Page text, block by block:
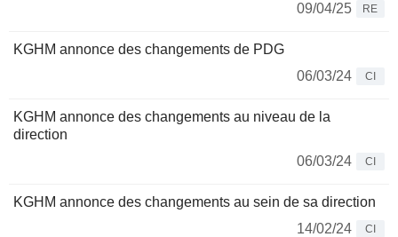
09/04/25
RE
KGHM annonce des changements de PDG
06/03/24
CI
KGHM annonce des changements au niveau de la
direction
06/03/24
CI
KGHM annonce des changements au sein de sa direction
14/02/24
CI